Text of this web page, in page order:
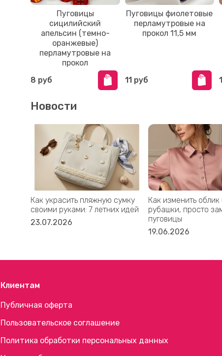
Пуговицы
сицилийский
апельсин (темно-
оранжевые)
перламутровые на
прокол
8 руб
Пуговицы фиолетовые
перламутровые на
прокол 11,5 мм
11 руб
Новости
Как украсить пляжную сумку
своими руками: 7 летних идей
23.07.2026
Как изменить
рубашки, просто
пуговицы
19.06.2026
Клиентам
Публичная оферта
Пользовательское соглашение
Политика обработки персональных данных